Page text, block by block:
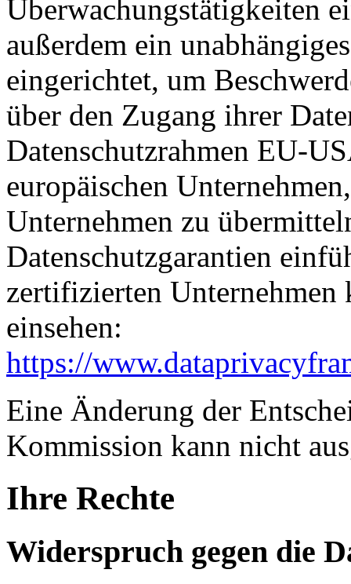
Überwachungstätigkeiten
außerdem ein
eingerichtet, um
über den Zugang ihrer
Datenschutzrahmen EU-
europäischen
Unternehmen zu
Datenschutzgarantien
zertifizierten
einsehen:
https://
Eine Änderung der
Kommission kann nicht
Ihre Rechte
Widerspruch gegen die